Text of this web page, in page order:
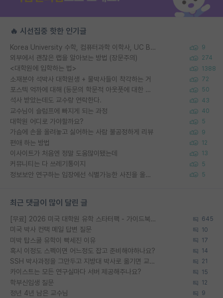
🔥 시선집중 핫한 인기글
Korea University 수학, 컴퓨터과학 이학사, UC Berkeley 산업공학 대학원 공학박사가 되는 것은 쉽지 않겠죠? 9
외부에서 괜찮은 랩을 알아보는 방법 (장문주의) 274
<대학원에 입학하는 법> 1388
소재분야 석박사 대학원생 + 물박사들이 착각하는 거 72
포스텍 억까에 대해 (동문의 학문적 아웃풋에 대한 반박) 50
석사 받았는데도 교수랑 연락한다. 43
교수님이 슬럼프에 빠지게 되는 과정 40
대학원 어디로 가야할까요? 5
가슴에 손을 올려놓고 싫어하는 사람 불공정하게 리뷰 9
편애 하는 방법 12
이사이트가 처음엔 정말 도움많이됐는데 13
커뮤니티는 다 쓰레기통이지 5
정보보안 연구하는 입장에선 식별가능한 사진을 올리는건 비추이긴함 5
최근 댓글이 많이 달린 글
[무료] 2026 미국 대학원 유학 스타터팩 - 가이드북 & 합격자 컨택메일 템플릿 645
미국 박사 컨택 메일 답변 질문 10
미박 탑스쿨 유학이 빡세진 이유 17
혹시 이정도 스펙이면 어느정도 잡고 준비해야하나요? 14
SSH 박사과정을 그만두고 지방대 박사로 옮기면 교수의 꿈은 끝일까요? 21
카이스트는 모든 연구실마다 서버 제공해주나요? 15
학부신입생 질문 12
정년 4년 남은 교수님 9